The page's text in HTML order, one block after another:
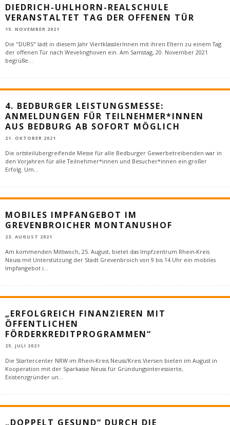
DIEDRICH-UHLHORN-REALSCHULE
VERANSTALTET TAG DER OFFENEN TÜR
15. NOVEMBER 2021
Die "DURS" lädt in diesem Jahr ViertklässlerInnen mit ihren Eltern zu einem Tag
der offenen Tür nach Wevelinghoven ein. Am Samstag, 20. November 2021
begrüße
4. BEDBURGER LEISTUNGSMESSE:
ANMELDUNGEN FÜR TEILNEHMER*INNEN
AUS BEDBURG AB SOFORT MÖGLICH
21. OKTOBER 2021
Die ortsteilübergreifende Messe für alle Bedburger Gewerbetreibenden war in
den Vorjahren für alle Teilnehmer*innen und Besucher*innen ein großer
Erfolg. Um
MOBILES IMPFANGEBOT IM
GREVENBROICHER MONTANUSHOF
23. AUGUST 2021
Am kommenden Mittwoch, 25. August, bietet das Impfzentrum Rhein-Kreis
Neuss mit Unterstützung der Stadt Grevenbroich von 9 bis 14 Uhr ein mobiles
Impfangebot i
„ERFOLGREICH FINANZIEREN MIT
ÖFFENTLICHEN
FÖRDERKREDITPROGRAMMEN“
25. JULI 2021
Die Startercenter NRW im Rhein-Kreis Neuss/Kreis Viersen bieten im August in
Kooperation mit der Sparkasse Neuss für Gründungsinteressierte,
Existenzgründer un
„DOPPELT GESUND“ DURCH DIE